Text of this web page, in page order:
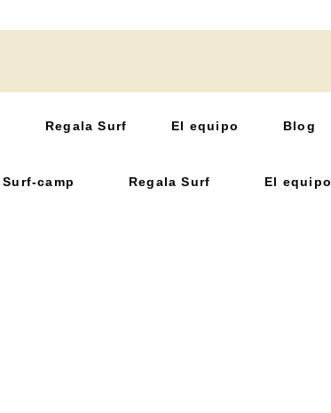
Regala Surf El equipo Blog
Surf-camp Regala Surf El equipo